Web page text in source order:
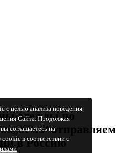
с целью анализа поведения
Сайта. Продолжая
соглашаетесь на
cookie в соответствии с
одежды по
и отправляем
в Россию